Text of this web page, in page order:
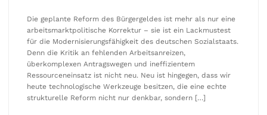
Die geplante Reform des Bürgergeldes ist mehr als nur eine
arbeitsmarktpolitische Korrektur – sie ist ein Lackmustest
für die Modernisierungsfähigkeit des deutschen Sozialstaats.
Denn die Kritik an fehlenden Arbeitsanreizen,
überkomplexen Antragswegen und ineffizientem
Ressourceneinsatz ist nicht neu. Neu ist hingegen, dass wir
heute technologische Werkzeuge besitzen, die eine echte
strukturelle Reform nicht nur denkbar, sondern […]